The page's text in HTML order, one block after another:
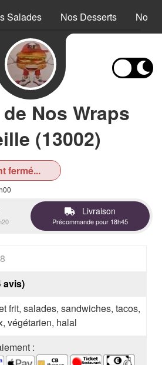
Salades Nos Desserts Nos
Nos Wraps
(13002)
fermé...
Livraison
Précommande pour 18h45
avis)
frit, salades, sandwiches, tacos,
végétarien, halal
: